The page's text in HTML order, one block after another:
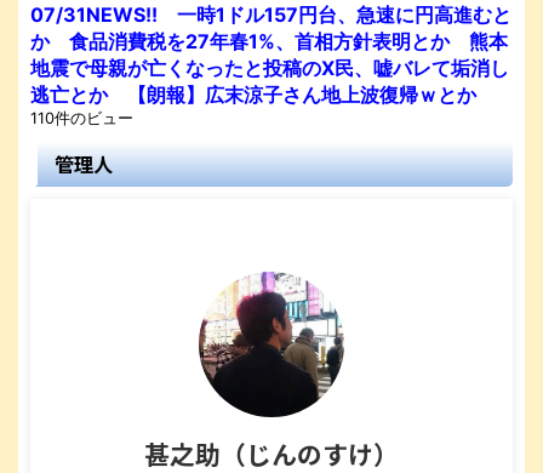
07/31NEWS!! 一時1ドル157円台、急速に円高進むと
か 食品消費税を27年春1%、首相方針表明とか 熊本
地震で母親が亡くなったと投稿のX民、嘘バレて垢消し
逃亡とか 【朗報】広末涼子さん地上波復帰ｗとか
110件のビュー
管理人
甚之助（じんのすけ）